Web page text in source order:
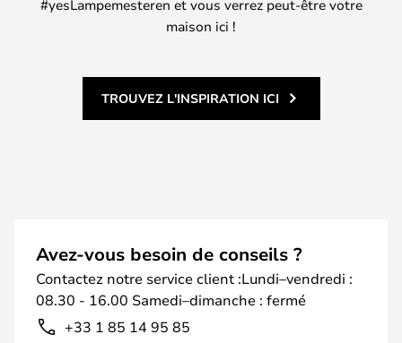
#yesLampemesteren et vous verrez peut-être votre
maison ici !
TROUVEZ L'INSPIRATION ICI
Avez-vous besoin de conseils ?
Contactez notre service client :Lundi–vendredi :
08.30 - 16.00 Samedi–dimanche : fermé
+33 1 85 14 95 85